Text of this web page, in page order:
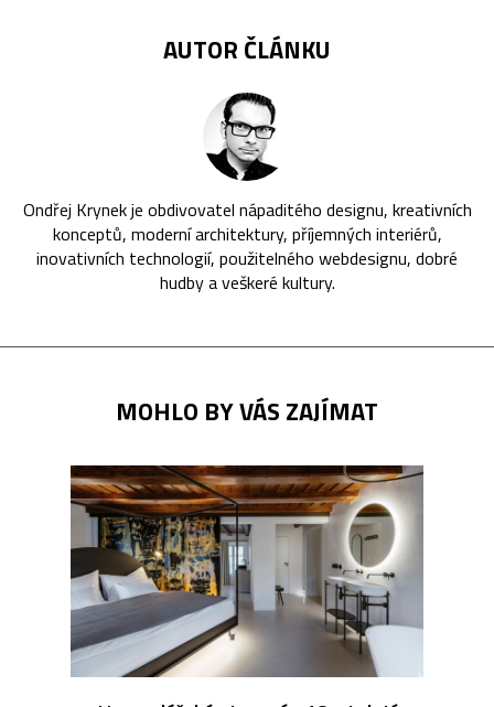
AUTOR ČLÁNKU
Ondřej Krynek je obdivovatel nápaditého designu, kreativních
konceptů, moderní architektury, příjemných interiérů,
inovativních technologií, použitelného webdesignu, dobré
hudby a veškeré kultury.
MOHLO BY VÁS ZAJÍMAT